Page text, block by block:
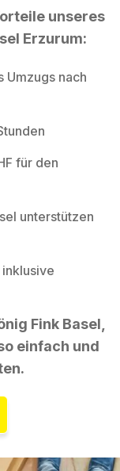
unseres
Erzurum:
Umzugs nach
für den
unterstützen
Fink Basel,
einfach und